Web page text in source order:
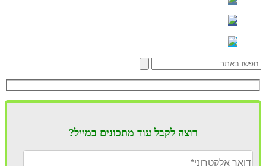
רוצה לקבל עוד מתכונים במייל?